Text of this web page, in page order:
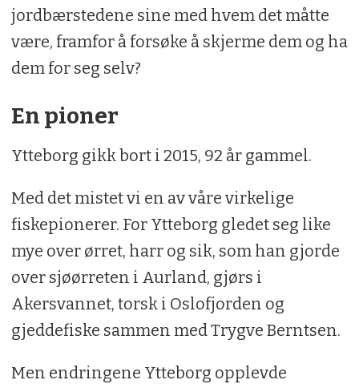
jordbærstedene sine med hvem det måtte
være, framfor å forsøke å skjerme dem og ha
dem for seg selv?
En pioner
Ytteborg gikk bort i 2015, 92 år gammel.
Med det mistet vi en av våre virkelige
fiskepionerer. For Ytteborg gledet seg like
mye over ørret, harr og sik, som han gjorde
over sjøørreten i Aurland, gjørs i
Akersvannet, torsk i Oslofjorden og
gjeddefiske sammen med Trygve Berntsen.
Men endringene Ytteborg opplevde